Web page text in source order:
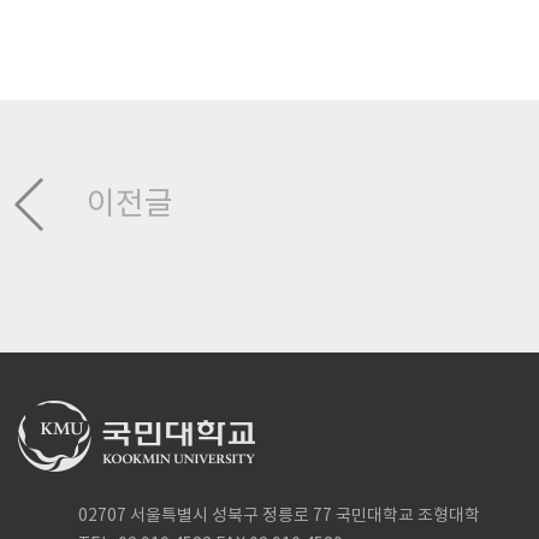
이전글
02707 서울특별시 성북구 정릉로 77 국민대학교 조형대학